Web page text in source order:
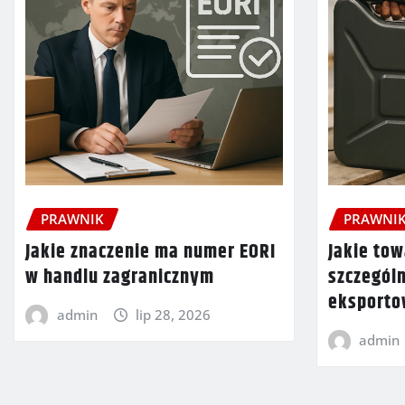
PRAWNIK
Jakie znaczenie ma numer EORI
w handlu zagranicznym
admin lip 28, 2026
Jakie
admin